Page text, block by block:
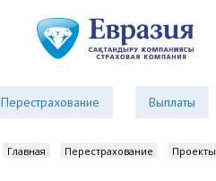
Перестрахование Выплаты
Главная Перестрахование Проекты